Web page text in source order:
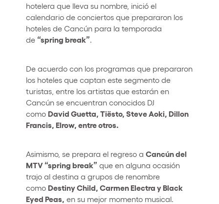
hotelera que lleva su nombre, inició el
calendario de conciertos que prepararon los
hoteles de Cancún para la temporada
de “spring break”.
De acuerdo con los programas que prepararon
los hoteles que captan este segmento de
turistas, entre los artistas que estarán en
Cancún se encuentran conocidos DJ
como David Guetta, Tiësto, Steve Aoki, Dillon
Francis, Elrow, entre otros.
Asimismo, se prepara el regreso a Cancún del
MTV “spring break” que en alguna ocasión
trajo al destina a grupos de renombre
como Destiny Child, Carmen Electra y Black
Eyed Peas, en su mejor momento musical.